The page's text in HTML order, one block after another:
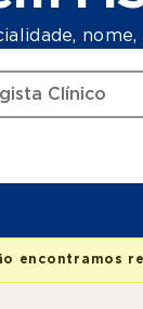
encontramos